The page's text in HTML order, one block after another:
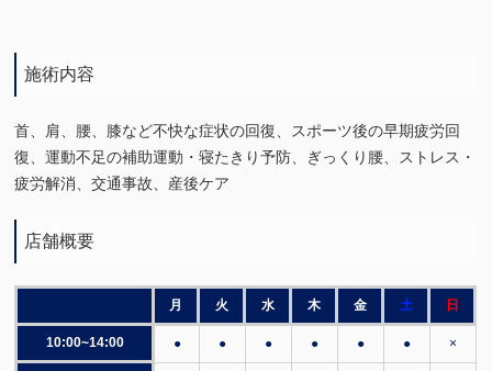
施術内容
首、肩、腰、膝など不快な症状の回復、スポーツ後の早期疲労回
復、運動不足の補助運動・寝たきり予防、ぎっくり腰、ストレス・
疲労解消、交通事故、産後ケア
店舗概要
月 火 水 木 金 土 日
10:00~14:00 ● ● ● ● ● ● ×